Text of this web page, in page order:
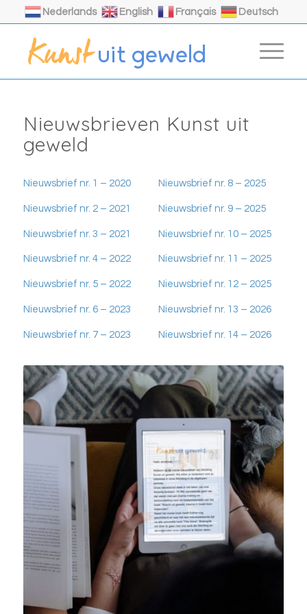
Nederlands English Français Deutsch
Nieuwsbrieven Kunst uit
geweld
Nieuwsbrief nr. 1 – 2020
Nieuwsbrief nr. 2 – 2021
Nieuwsbrief nr. 3 – 2021
Nieuwsbrief nr. 4 – 2022
Nieuwsbrief nr. 5 – 2022
Nieuwsbrief nr. 6 – 2023
Nieuwsbrief nr. 7 – 2023
Nieuwsbrief nr. 8 – 2025
Nieuwsbrief nr. 9 – 2025
Nieuwsbrief nr. 10 – 2025
Nieuwsbrief nr. 11 – 2025
Nieuwsbrief nr. 12 – 2025
Nieuwsbrief nr. 13 – 2026
Nieuwsbrief nr. 14 – 2026